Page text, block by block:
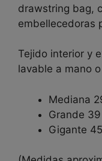
drawstring bag,
embellecedoras
Tejido interior y
lavable a mano
Mediana
Grande
Gigante